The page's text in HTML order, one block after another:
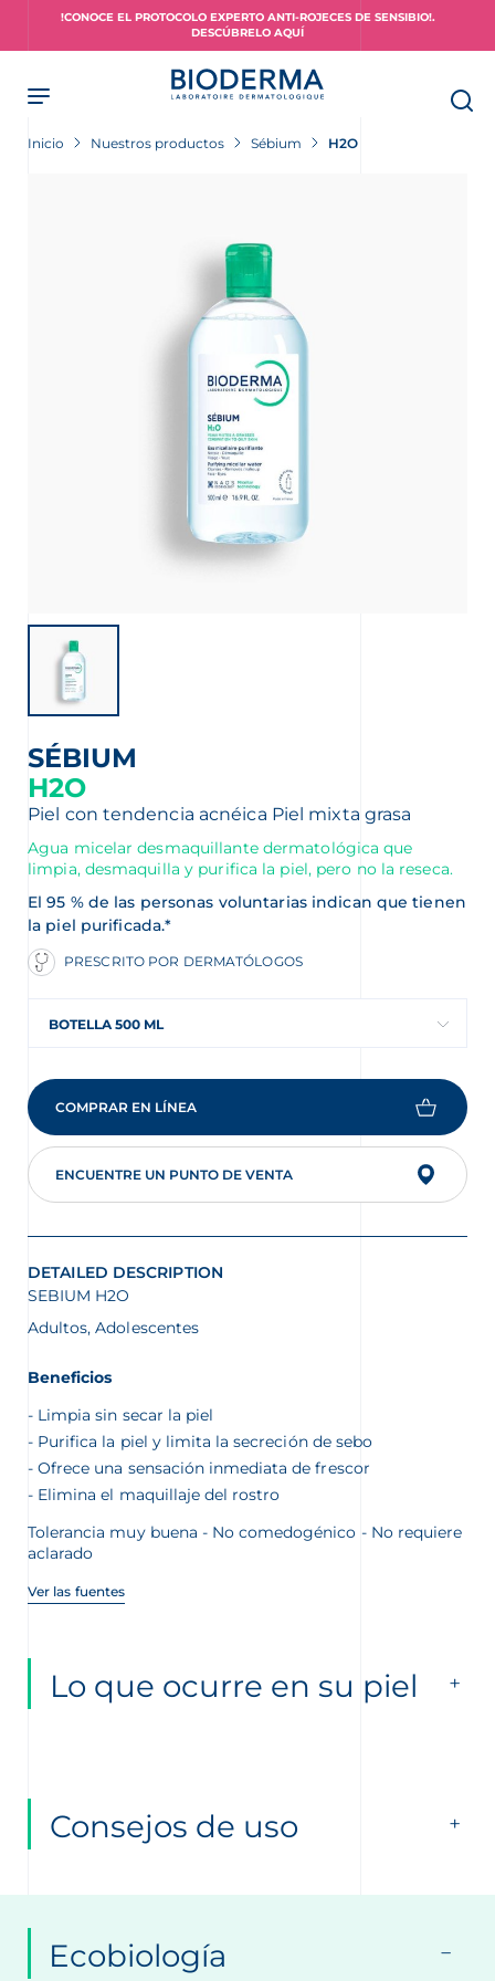
!CONOCE EL PROTOCOLO EXPERTO ANTI-ROJECES DE SENSIBIO!.
DESCÚBRELO AQUÍ
Inicio Nuestros productos Sébium H2O
SÉBIUM
H2O
Piel con tendencia acnéica Piel mixta grasa
Agua micelar desmaquillante dermatológica que
limpia, desmaquilla y purifica la piel, pero no la reseca.
El 95 % de las personas voluntarias indican que tienen
la piel purificada.*
PRESCRITO POR DERMATÓLOGOS
BOTELLA 500 ML
COMPRAR EN LÍNEA
ENCUENTRE UN PUNTO DE VENTA
DETAILED DESCRIPTION
SEBIUM H2O
Adultos, Adolescentes
Beneficios
Limpia sin secar la piel
Purifica la piel y limita la secreción de sebo
Ofrece una sensación inmediata de frescor
Elimina el maquillaje del rostro
Tolerancia muy buena - No comedogénico - No requiere
aclarado
Ver las fuentes
Lo que ocurre en su piel
Consejos de uso
Ecobiología